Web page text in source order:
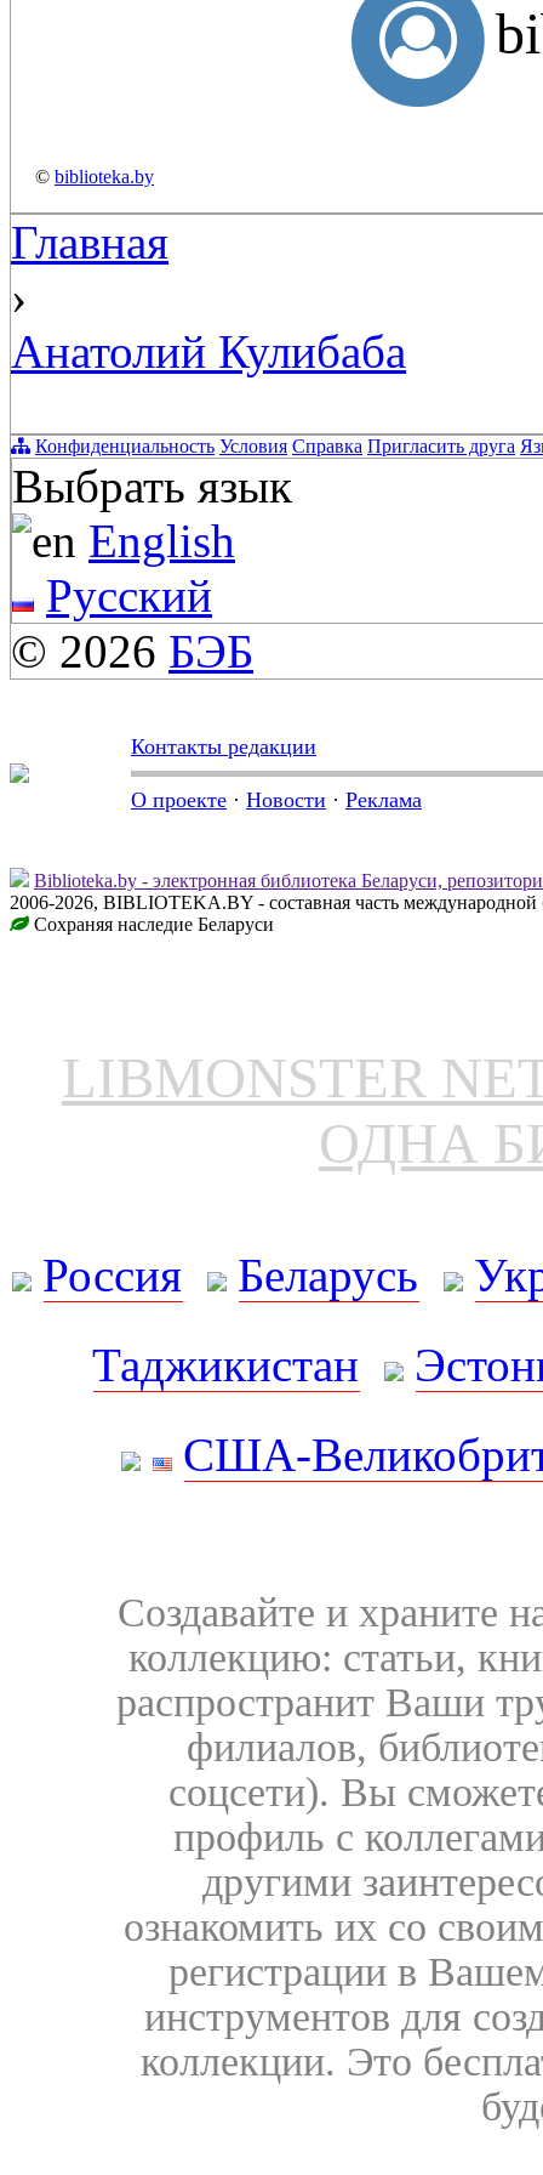
© biblioteka.by
Главная
›
Анатолий Кулибаба
Конфиденциальность Условия Справка Пригласить друга
Выбрать язык
English
Русский
© 2026 БЭБ
Контакты редакции
О проекте · Новости · Реклама
Biblioteka.by - электронная библиотека Беларуси,
2006-2026, BIBLIOTEKA.BY - составная часть
Сохраняя наследие Беларуси
LIBMONSTER
ОДНА
Россия Беларусь
Таджикистан
США-
Создавайте и храните
коллекцию: статьи,
распространит Ваши
филиалов,
соцсети). Вы
профиль с
другими
ознакомить их со
регистрации в
инструментов для
коллекции. Это